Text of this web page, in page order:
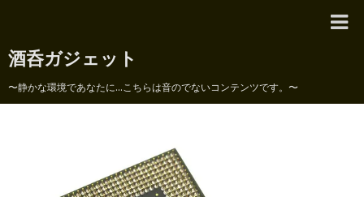
酒呑ガジェット
〜静かな環境であなたに...こちらは音のでないコンテンツです。〜